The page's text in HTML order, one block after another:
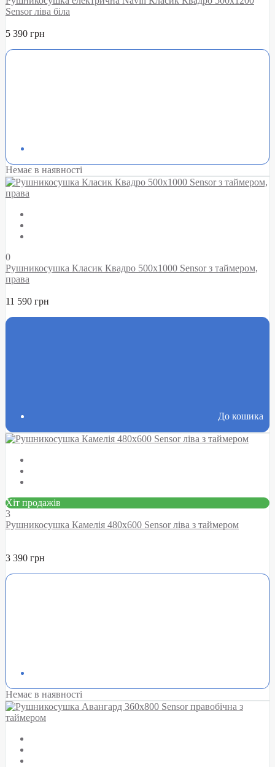
Sensor ліва біла
5 390 грн
Немає в наявності
0
Рушникосушка Класик Квадро 500х1000 Sensor з таймером,
права
11 590 грн
До кошика
Хіт продажів
3
Рушникосушка Камелія 480х600 Sensor ліва з таймером
3 390 грн
Немає в наявності